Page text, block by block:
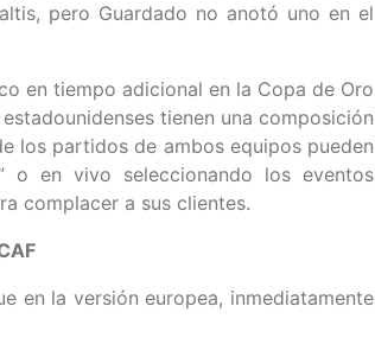
pero Guardado no anotó uno en el
en tiempo adicional en la Copa de Oro
tienen una composición
los partidos de ambos equipos pueden
o en vivo seleccionando los eventos
complacer a sus clientes.
en la versión europea, inmediatamente